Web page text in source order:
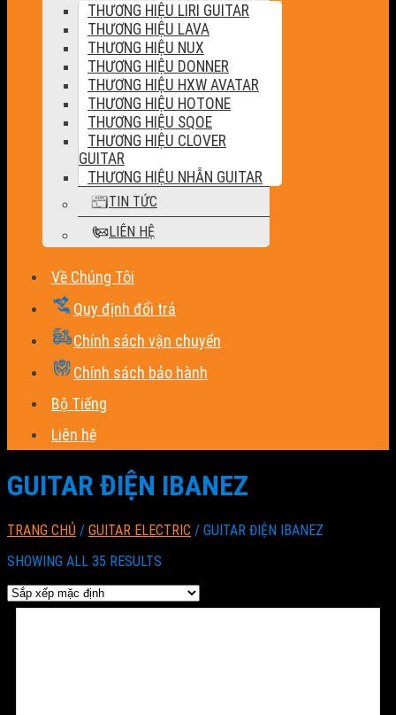
THƯƠNG HIỆU LIRI GUITAR
THƯƠNG HIỆU LAVA
THƯƠNG HIỆU NUX
THƯƠNG HIỆU DONNER
THƯƠNG HIỆU HXW AVATAR
THƯƠNG HIỆU HOTONE
THƯƠNG HIỆU SQOE
THƯƠNG HIỆU CLOVER
GUITAR
THƯƠNG HIỆU NHẪN GUITAR
TIN TỨC
LIÊN HỆ
Về Chúng Tôi
Quy định đổi trả
Chính sách vận chuyển
Chính sách bảo hành
Bộ Tiếng
Liên hệ
GUITAR ĐIỆN IBANEZ
TRANG CHỦ / GUITAR ELECTRIC / GUITAR ĐIỆN IBANEZ
SHOWING ALL 35 RESULTS